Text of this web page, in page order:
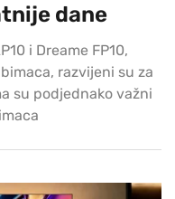
dane
i Dreame FP10,
razvijeni su za
su podjednako važni